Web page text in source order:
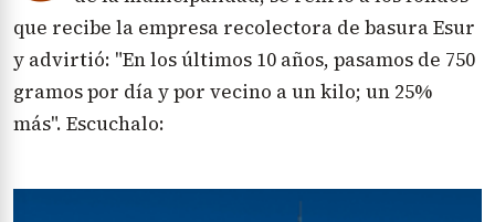
que recibe la empresa recolectora de basura Esur
y advirtió: "En los últimos 10 años, pasamos de 750
gramos por día y por vecino a un kilo; un 25%
más". Escuchalo: